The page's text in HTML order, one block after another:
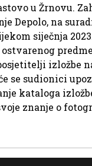
u Žrnovu.
Depolo, na
siječnja
izložbe
se sudionici
kataloga
znanje o